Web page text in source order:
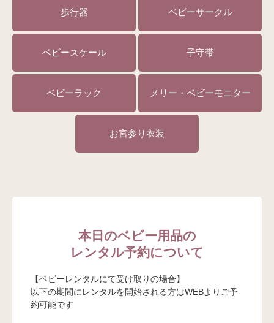
歩行器 ベビーサークル
ベビースケール 子守帯
ベビーラック メリー・ベビーモニター
お宮参り衣装
本日のベビー用品の
レンタル予約について
【ベビーレンタルにて受け取りの場合】
以下の期間にレンタルを開始される方はWEBよりご予
約可能です